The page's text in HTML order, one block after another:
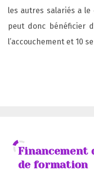
les autres salariés a
peut donc bénéficier
l’accouchement et 10
Financement
de formation